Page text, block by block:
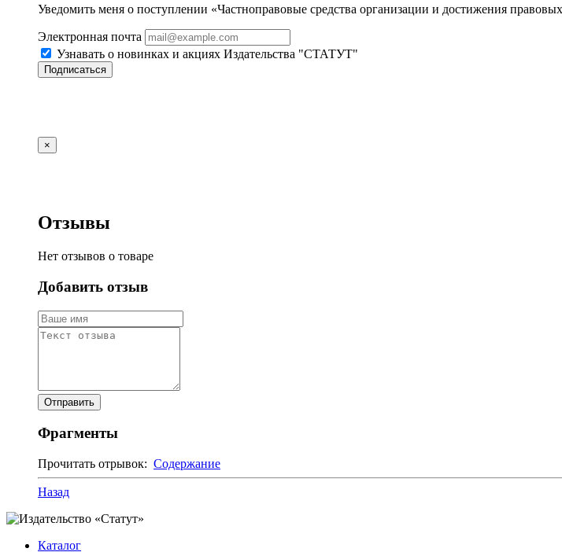
Уведомить меня о поступлении «Частноправовые средства организации и достижения
Электронная почта
Узнавать о новинках и акциях Издательства "СТАТУТ"
Подписаться
×
Отзывы
Нет отзывов о товаре
Добавить отзыв
Фрагменты
Прочитать отрывок: Содержание
Назад
Каталог